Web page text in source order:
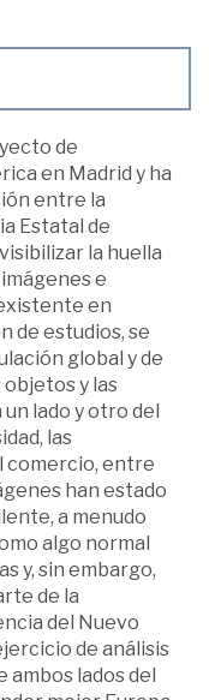
de
en Madrid y ha
entre la
Estatal de
la huella
e
en
de estudios, se
global y de
objetos y las
lado y otro del
las
comercio, entre
han estado
a menudo
algo normal
y, sin embargo,
de la
del Nuevo
de análisis
lados del